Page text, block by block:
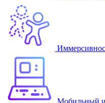
Мобильный